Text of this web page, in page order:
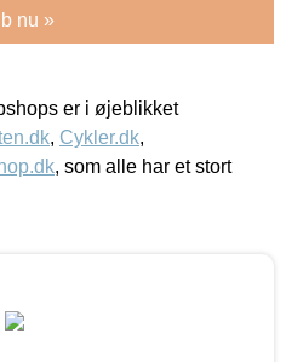
nu »
er i øjeblikket
, Cykler.dk,
, som alle har et stort